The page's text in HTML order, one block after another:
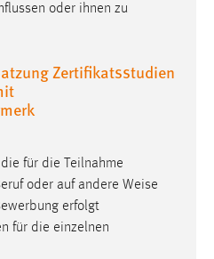
oder ihnen zu
Zertifikatsstudien
für die Teilnahme
oder auf andere Weise
erfolgt
für die einzelnen